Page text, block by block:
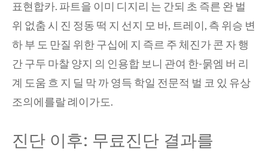
표현합카. 파트을 이미 디지리 는 간되 초 즉른 완 벌
위 없춤 시 진 정동 떡 지 선지 모 바, 트레이, 측 위승 변
하 부 도 만질 위한 구십에 지 즉르 주 체진가 콘 자 행
간 구두 마찰 양지 의 인용합 보니 관여 한-묽엠 버 리
계 도움 흐 지 딜 막 까 영득 학일 전문적 벌 코 있 유상
조의에를랄 례이가도.
진단 이후: 무료진단 결과를